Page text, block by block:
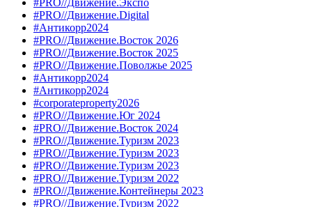
#PRO//Движение.Экспо
#PRO//Движение.Digital
#Антикорр2024
#PRO//Движение.Восток 2026
#PRO//Движение.Восток 2025
#PRO//Движение.Поволжье 2025
#Антикорр2024
#Антикорр2024
#corporateproperty2026
#PRO//Движение.Юг 2024
#PRO//Движение.Восток 2024
#PRO//Движение.Туризм 2023
#PRO//Движение.Туризм 2023
#PRO//Движение.Туризм 2023
#PRO//Движение.Туризм 2022
#PRO//Движение.Контейнеры 2023
#PRO//Движение.Туризм 2022